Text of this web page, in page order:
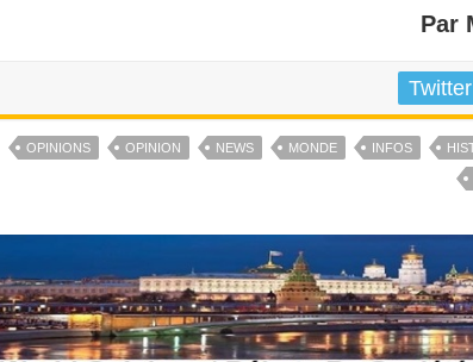
Par
Twitter
INFOS
MONDE
NEWS
OPINION
OPINIONS